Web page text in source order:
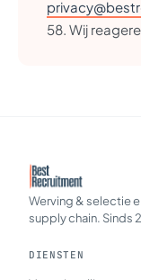
58. Wij
Werving & selectie
supply chain. Sinds
DIENSTEN